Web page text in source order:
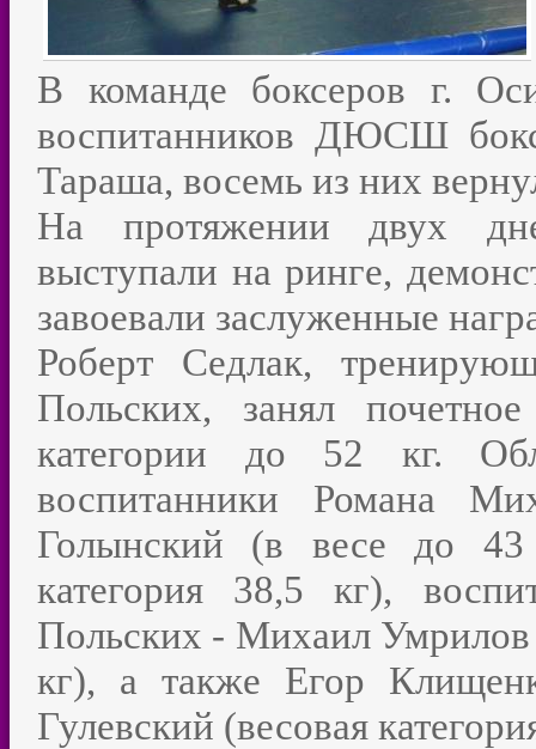
В команде боксеров г.
воспитанников ДЮСШ
Тараша, восемь из них
На протяжении двух
выступали на ринге,
завоевали заслуженные
Роберт Седлак,
Польских, занял
категории до 52 кг.
воспитанники Романа
Голынский (в весе до
категория 38,5 кг),
Польских - Михаил
кг), а также Егор
Гулевский (весовая